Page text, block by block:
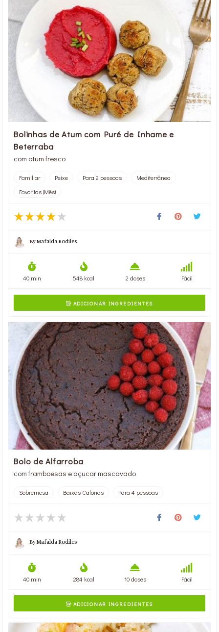
Bolinhas de Atum com Puré de Inhame e
Beterraba
com atum fresco
Familiar Peixe Para 2 pessoas
Mediterrânea
Favoritas (Mês)
ByMafalda Rodiles
40 min 548 kcal 2 doses Fácil
ADICIONAR INGREDIENTES
Bolo de Alfarroba
com framboesas e açucar mascavado
Sobremesa Baixas Calorias Para 4 pessoas
ByMafalda Rodiles
40 min 284 kcal 10 doses Fácil
ADICIONAR INGREDIENTES